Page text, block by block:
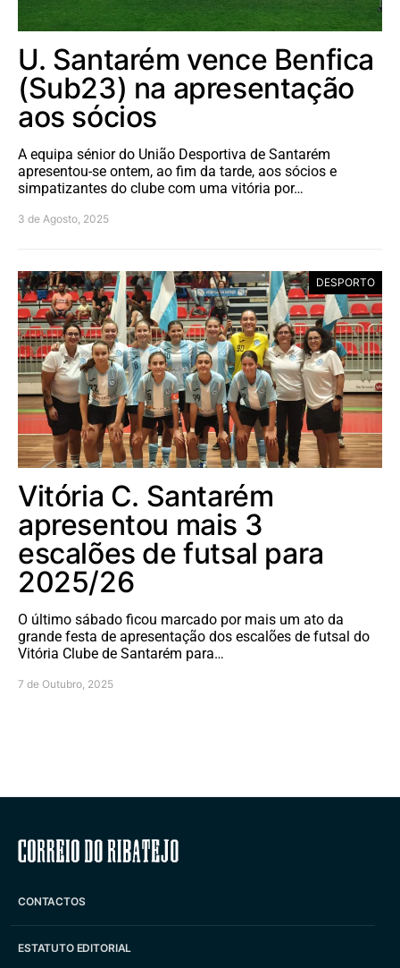
U. Santarém vence Benfica
(Sub23) na apresentação
aos sócios
A equipa sénior do União Desportiva de Santarém
apresentou-se ontem, ao fim da tarde, aos sócios e
simpatizantes do clube com uma vitória por…
3 de Agosto, 2025
DESPORTO
Vitória C. Santarém
apresentou mais 3
escalões de futsal para
2025/26
O último sábado ficou marcado por mais um ato da
grande festa de apresentação dos escalões de futsal do
Vitória Clube de Santarém para…
7 de Outubro, 2025
Correio do Ribatejo
CONTACTOS
ESTATUTO EDITORIAL